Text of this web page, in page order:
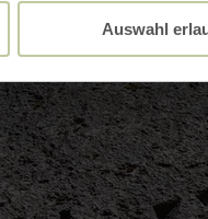
Auswahl